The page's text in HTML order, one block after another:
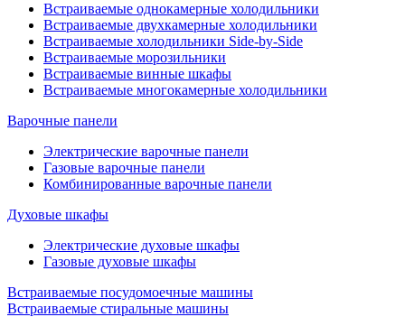
Встраиваемые однокамерные холодильники
Встраиваемые двухкамерные холодильники
Встраиваемые холодильники Side-by-Side
Встраиваемые морозильники
Встраиваемые винные шкафы
Встраиваемые многокамерные холодильники
Варочные панели
Электрические варочные панели
Газовые варочные панели
Комбинированные варочные панели
Духовые шкафы
Электрические духовые шкафы
Газовые духовые шкафы
Встраиваемые посудомоечные машины
Встраиваемые стиральные машины